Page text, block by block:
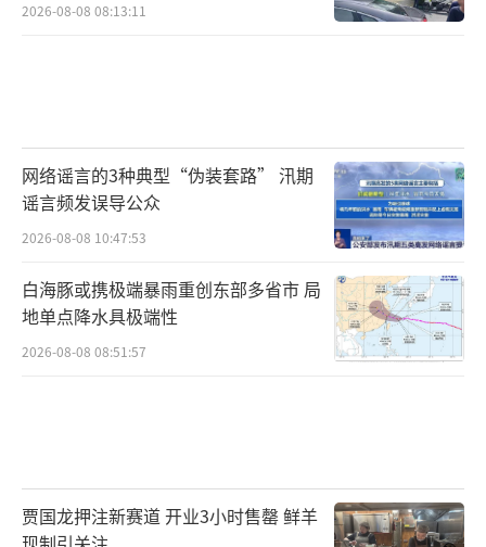
2026-08-08 08:13:11
网络谣言的3种典型“伪装套路” 汛期
谣言频发误导公众
2026-08-08 10:47:53
白海豚或携极端暴雨重创东部多省市 局
地单点降水具极端性
2026-08-08 08:51:57
贾国龙押注新赛道 开业3小时售罄 鲜羊